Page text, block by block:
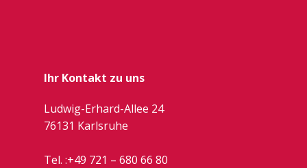
Ihr Kontakt zu uns
Ludwig-Erhard-Allee 24
76131 Karlsruhe
Tel. :+49 721 – 680 66 80